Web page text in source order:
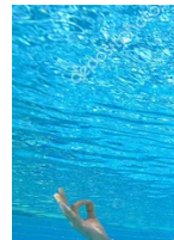
que não existe
alguém gostar de
O desejo pelo
biológicos,
chocolate
relacionados à
a dopamina, o
pessoas
ansiedade ou